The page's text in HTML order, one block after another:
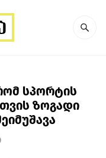
სპორტის
ზოგადი